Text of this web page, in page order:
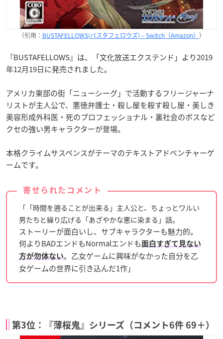
（引用： BUSTAFELLOWS(バスタフェロウズ) – Switch（Amazon） ）
『BUSTAFELLOWS』は、「文化放送エクステンド」より2019
年12月19日に発売されました。
アメリカ東部の街「ニューシーグ」で活動するフリージャーナ
リストが主人公で、悪徳弁護士・殺し屋を殺す殺し屋・美しき
美容形成外科医・死のプロフェッショナル・裏社会のボスなど
クセの強い男キャラクターが登場。
本格クライムサスペンスがテーマのテキストアドベンチャーゲ
ームです。
寄せられたコメント
「「時間を遡ることが出来る」主人公と、ちょっとワルい
男たちと繰り広げる「あざやかな悪に染まる」話。
ストーリーが面白いし、サブキャラクターも魅力的。
何よりBADエンドもNormalエンドも面白すぎて見ない
方が勿体ない。乙女ゲームに興味がなかった自分を乙
女ゲームの世界に引き込んだ1作」
第3位：『薄桜鬼』シリーズ（コメント6件 69＋）